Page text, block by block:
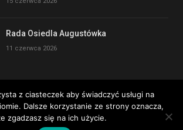
Rada Osiedla Augustówka
11 czerwca 2026
Copyright © 2017
z ciasteczek aby świadczyć usługi na
Dalsze korzystanie ze strony oznacza,
zgadzasz się na ich użycie.